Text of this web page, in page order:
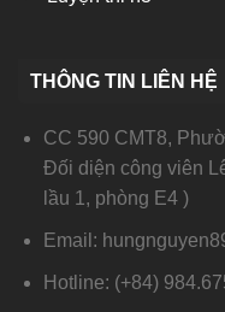
THÔNG TIN LIÊN HỆ
CC 590 CMT8,
Đối diện công viên
lầu 1, phòng E4 )
Email:
Hotline: (+84)